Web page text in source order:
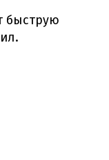
быструю